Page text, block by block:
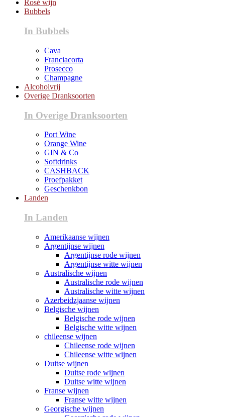
Rosé wijn
Bubbels
In Bubbels
Cava
Franciacorta
Prosecco
Champagne
Alcoholvrij
Overige Dranksoorten
In Overige Dranksoorten
Port Wine
Orange Wine
GIN & Co
Softdrinks
CASHBACK
Proefpakket
Geschenkbon
Landen
In Landen
Amerikaanse wijnen
Argentijnse wijnen
Argentijnse rode wijnen
Argentijnse witte wijnen
Australische wijnen
Australische rode wijnen
Australische witte wijnen
Azerbeidzjaanse wijnen
Belgische wijnen
Belgische rode wijnen
Belgische witte wijnen
chileense wijnen
Chileense rode wijnen
Chileense witte wijnen
Duitse wijnen
Duitse rode wijnen
Duitse witte wijnen
Franse wijnen
Franse witte wijnen
Georgische wijnen